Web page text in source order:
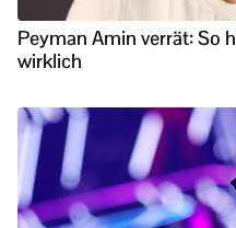
Peyman Amin verrät: So
wirklich